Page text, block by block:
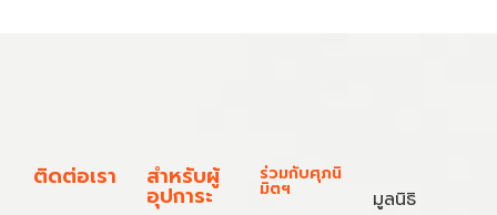
ติดต่อเรา สำหรับผู้
อุปการะ
ร่วมกับศุภนิ
มิตฯ
มูลนิธิ